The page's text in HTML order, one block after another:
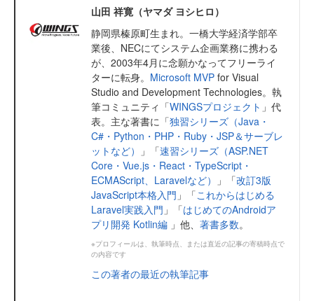
山田 祥寛（ヤマダ ヨシヒロ）
静岡県榛原町生まれ。一橋大学経済学部卒
業後、NECにてシステム企画業務に携わる
が、2003年4月に念願かなってフリーライ
ターに転身。 Microsoft MVP for Visual
Studio and Development Technologies。執
筆コミュニティ「WINGSプロジェクト 」代
表。主な著書に「独習シリーズ（Java・
C#・Python・PHP・Ruby・JSP＆サーブレ
ットなど）
」「速習シリーズ（ASP.NET
Core・Vue.js・React・TypeScript・
ECMAScript、Laravelなど）
」「改訂3版
JavaScript本格入門 」「これからはじめる
Laravel実践入門 」「はじめてのAndroidア
プリ開発 Kotlin編 」他、 著書多数。
※プロフィールは、執筆時点、または直近の記事の寄稿時点で
の内容です
この著者の最近の執筆記事